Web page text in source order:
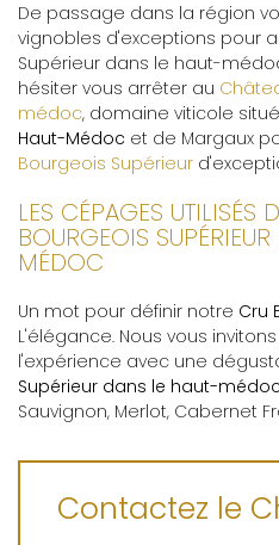
De passage dans la région
vignobles d'exceptions pour
Supérieur dans le haut-
hésiter vous arrêter au
médoc, domaine viticole
Haut-Médoc et de Margaux
Bourgeois Supérieur
LES CÉPAGES UTILISÉS
BOURGEOIS
MÉDOC
Un mot pour définir notre Cru
L'élégance. Nous vous
l'expérience avec une
Supérieur dans le haut-médoc
Sauvignon, Merlot, Cabernet
Contactez le